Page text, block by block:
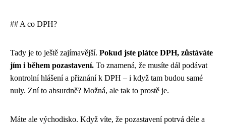
## A co DPH?
Tady je to ještě zajímavější. Pokud jste plátce DPH, zůstáváte
jím i během pozastavení. To znamená, že musíte dál podávat
kontrolní hlášení a přiznání k DPH – i když tam budou samé
nuly. Zní to absurdně? Možná, ale tak to prostě je.
Máte ale východisko. Když víte, že pozastavení potrvá déle a